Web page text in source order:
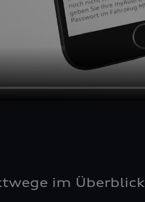
im Überblick